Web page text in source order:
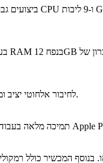
שבב הקישוריות Apple N1 מספק תמיכה ב-Wi-Fi 7 יחד עם Bluetooth 6 ו-Thread, לחיבור אלחוטי יציב ומהיר במיוחד והעברת נתונים מהירה בין מכשירים.